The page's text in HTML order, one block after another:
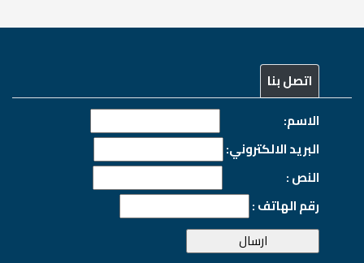
اتصل بنا
الاسم:
البريد الالكتروني:
النص :
رقم الهاتف :